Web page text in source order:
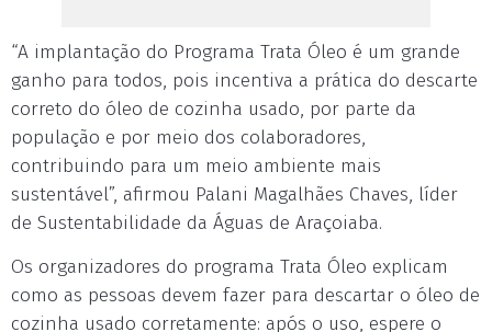
“A implantação do Programa Trata Óleo é um grande
ganho para todos, pois incentiva a prática do descarte
correto do óleo de cozinha usado, por parte da
população e por meio dos colaboradores,
contribuindo para um meio ambiente mais
sustentável”, afirmou Palani Magalhães Chaves, líder
de Sustentabilidade da Águas de Araçoiaba.
Os organizadores do programa Trata Óleo explicam
como as pessoas devem fazer para descartar o óleo de
cozinha usado corretamente: após o uso, espere o